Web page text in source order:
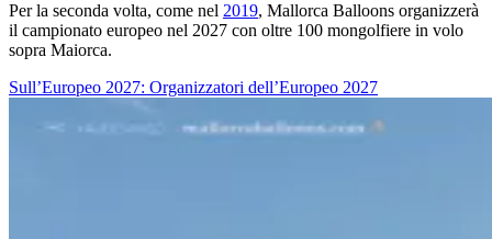
Per la seconda volta, come nel 2019, Mallorca Balloons organizzerà
il campionato europeo nel 2027 con oltre 100 mongolfiere in volo
sopra Maiorca.
Sull’Europeo 2027: Organizzatori dell’Europeo 2027